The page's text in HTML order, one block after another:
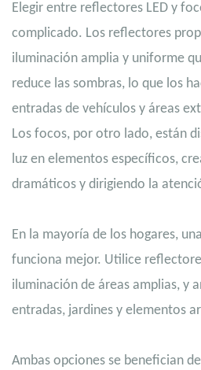
Elegir entre reflectores LED y
complicado. Los reflectores
iluminación amplia y uniforme
reduce las sombras, lo que los
entradas de vehículos y áreas
Los focos, por otro lado, están
luz en elementos específicos,
dramáticos y dirigiendo la
En la mayoría de los hogares,
funciona mejor. Utilice
iluminación de áreas amplias, y
entradas, jardines y elementos
Ambas opciones se benefician